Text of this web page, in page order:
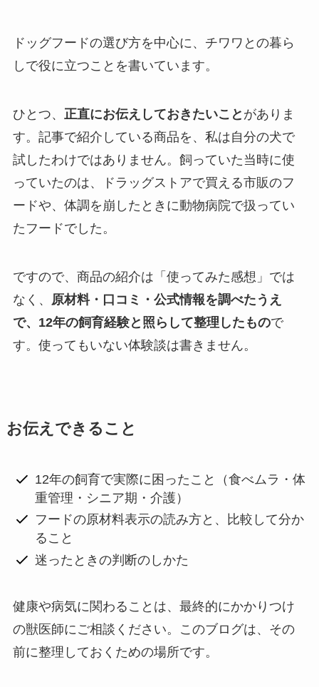
ドッグフードの選び方を中心に、チワワとの暮ら
しで役に立つことを書いています。
ひとつ、 正直にお伝えしておきたいこと がありま
す。記事で紹介している商品を、私は自分の犬で
試したわけではありません。飼っていた当時に使
っていたのは、ドラッグストアで買える市販のフ
ードや、体調を崩したときに動物病院で扱ってい
たフードでした。
ですので、商品の紹介は「使ってみた感想」では
なく、
原材料・口コミ・公式情報を調べたうえ
で、12年の飼育経験と照らして整理したもので
す。使ってもいない体験談は書きません。
お伝えできること
12年の飼育で実際に困ったこと（食べムラ・体
重管理・シニア期・介護）
フードの原材料表示の読み方と、比較して分か
ること
迷ったときの判断のしかた
健康や病気に関わることは、最終的にかかりつけ
の獣医師にご相談ください。このブログは、その
前に整理しておくための場所です。